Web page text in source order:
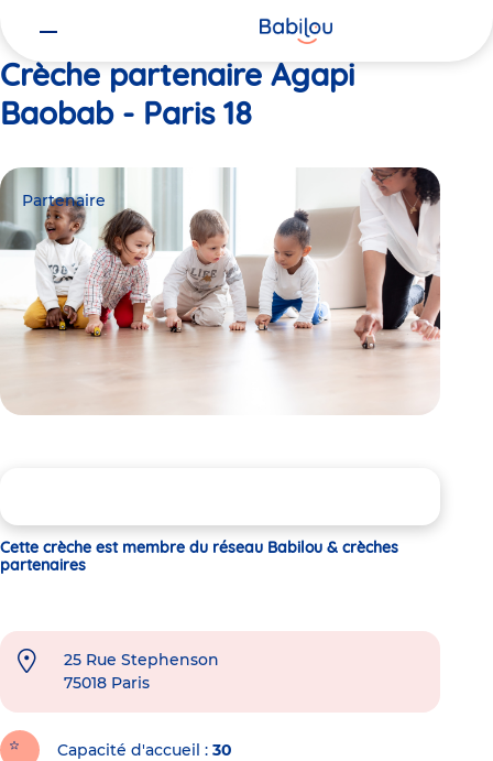
Crèche partenaire Agapi
Baobab - Paris 18
Partenaire
Cette crèche est membre du réseau Babilou & crèches
partenaires
25 Rue Stephenson
75018 Paris
Capacité d'accueil 30